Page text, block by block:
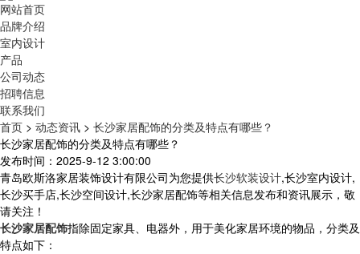
网站首页
品牌介绍
室内设计
产品
公司动态
招聘信息
联系我们
首页 > 动态资讯 > 长沙家居配饰的分类及特点有哪些？
长沙家居配饰的分类及特点有哪些？
发布时间：2025-9-12 3:00:00
青岛欧斯洛家居装饰设计有限公司为您提供长沙软装设计,长沙室内设计,
长沙买手店,长沙空间设计,长沙家居配饰等相关信息发布和资讯展示，敬
请关注！
长沙家居配饰指除固定家具、电器外，用于美化家居环境的物品，分类及
特点如下：